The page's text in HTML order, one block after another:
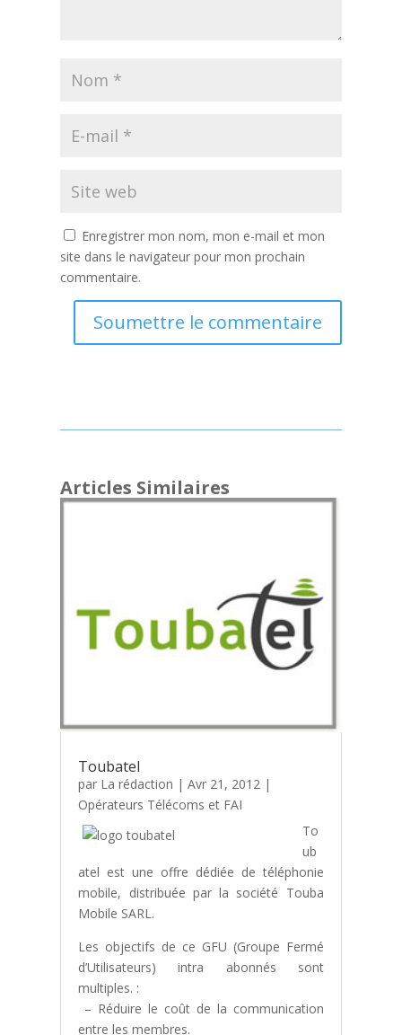
Enregistrer mon nom, mon e-mail et mon
site dans le navigateur pour mon prochain
commentaire.
Soumettre le commentaire
Articles Similaires
Toubatel
par La rédaction |Avr 21, 2012 |
Opérateurs Télécoms et FAI
To
ub
atel est une offre dédiée de téléphonie
mobile, distribuée par la société Touba
Mobile SARL.
Les objectifs de ce GFU (Groupe Fermé
d’Utilisateurs) intra abonnés sont
multiples. :
– Réduire le coût de la communication
entre les membres.